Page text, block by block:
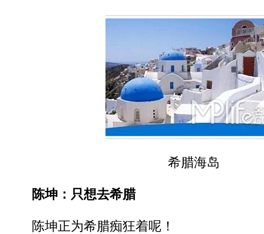
希腊海岛
陈坤：只想去希腊
陈坤正为希腊痴狂着呢！